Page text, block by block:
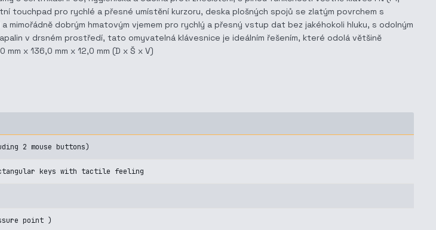
touchpad pro rychlé a přesné umístění kurzoru, deska plošných spojů se zlatým povrchem s
dobrým hmatovým vjemem pro rychlý a přesný vstup dat bez jakéhokoli hluku, s odolným
v drsném prostředí, tato omyvatelná klávesnice je ideálním řešením, které odolá většině
x 136,0 mm x 12,0 mm (D x Š x V)
2 mouse buttons)
keys with tactile feeling
point )